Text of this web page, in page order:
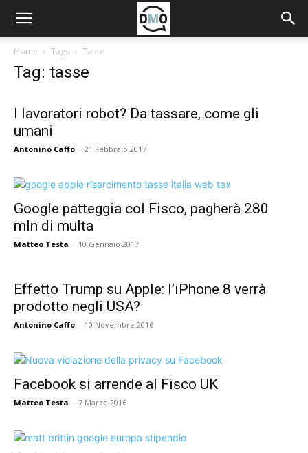
Home Tags Tasse
Tag: tasse
I lavoratori robot? Da tassare, come gli
umani
Antonino Caffo - 21 Febbraio 2017
Google patteggia col Fisco, pagherà 280
mln di multa
Matteo Testa - 10 Gennaio 2017
Effetto Trump su Apple: l’iPhone 8 verrà
prodotto negli USA?
Antonino Caffo - 10 Novembre 2016
Facebook si arrende al Fisco UK
Matteo Testa - 7 Marzo 2016